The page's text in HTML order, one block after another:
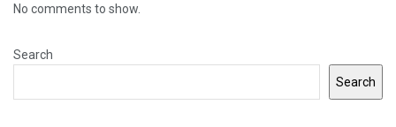
No comments to show.
Search
Search